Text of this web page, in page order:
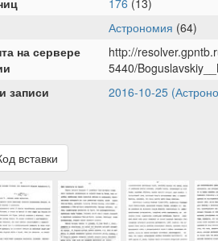
176 (13)
Астрономия (64)
на сервере
http://
5440/
записи
2016-10-25
вставки